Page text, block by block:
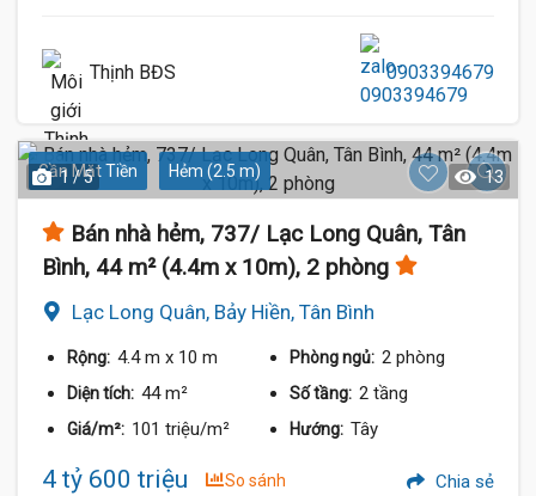
Thịnh BĐS 0903394679
Gần Mặt Tiền Hẻm (2.5 m)
1 / 5 13
Bán nhà hẻm, 737/ Lạc Long Quân, Tân
Bình, 44 m² (4.4m x 10m), 2 phòng
Lạc Long Quân, Bảy Hiền, Tân Bình
Rộng: 4.4 m x 10 m Phòng ngủ: 2 phòng
Diện tích: 44 m² Số tầng: 2 tầng
Giá/m²: 101 triệu/m² Hướng: Tây
4 tỷ 600 triệu So sánh Chia sẻ